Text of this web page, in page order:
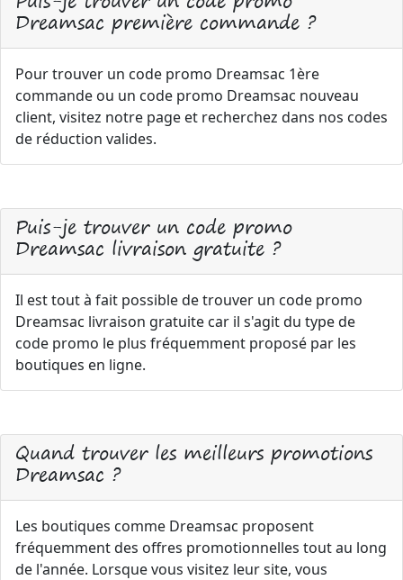
Dreamsac première commande ?
Pour trouver un code promo Dreamsac 1ère
commande ou un code promo Dreamsac nouveau
client, visitez notre page et recherchez dans nos codes
de réduction valides.
Puis-je trouver un code promo
Dreamsac livraison gratuite ?
Il est tout à fait possible de trouver un code promo
Dreamsac livraison gratuite car il s'agit du type de
code promo le plus fréquemment proposé par les
boutiques en ligne.
Quand trouver les meilleurs promotions
Dreamsac ?
Les boutiques comme Dreamsac proposent
fréquemment des offres promotionnelles tout au long
de l'année. Lorsque vous visitez leur site, vous